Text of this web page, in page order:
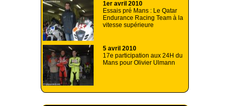
1er avril 2010
Essais pré Mans : Le Qatar
Endurance Racing Team à la
vitesse supérieure
5 avril 2010
17e participation aux 24H du
Mans pour Olivier Ulmann